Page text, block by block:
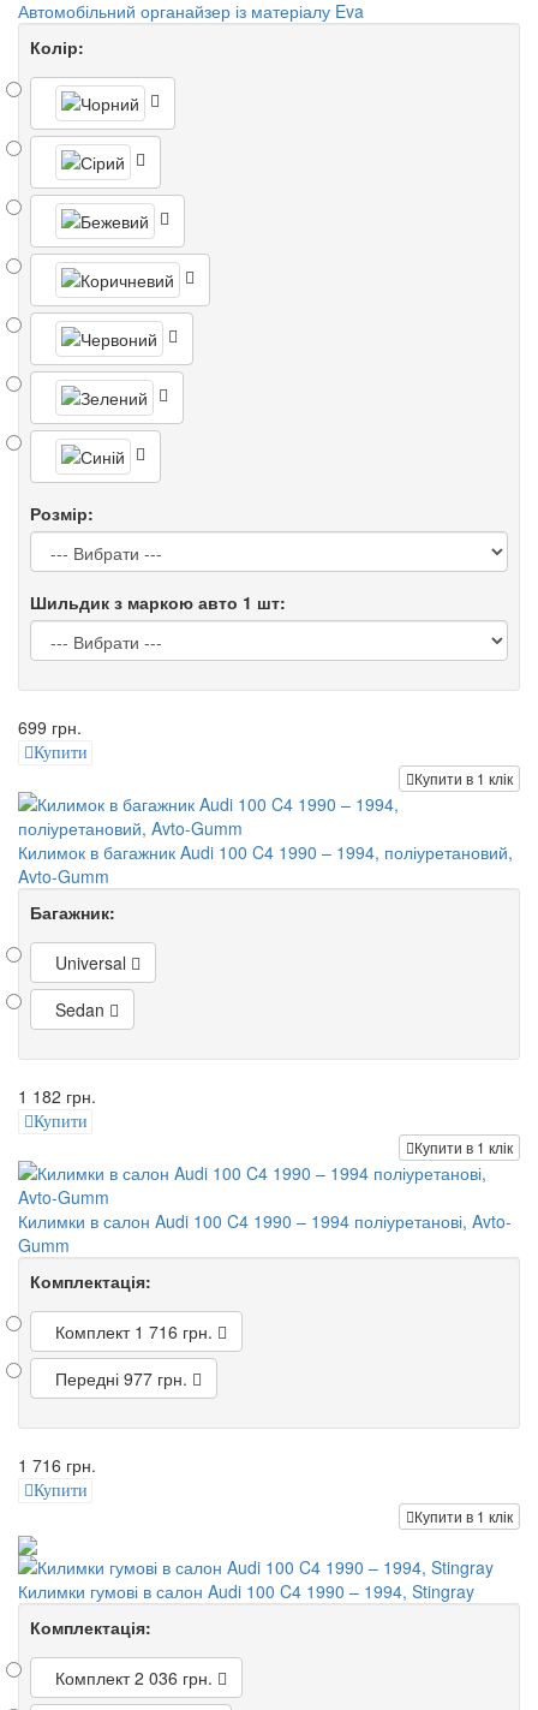
Автомобільний органайзер із матеріалу Eva
Колір:
Розмір:
Шильдик з маркою авто 1 шт:
699 грн.
Купити
Купити в 1 клік
Килимок в багажник Audi 100 C4 1990 – 1994, поліуретановий,
Avto-Gumm
Багажник:
Universal
Sedan
1 182 грн.
Купити
Купити в 1 клік
Килимки в салон Audi 100 C4 1990 – 1994 поліуретанові, Avto-
Gumm
Комплектація:
Комплект 1 716 грн.
Передні 977 грн.
1 716 грн.
Купити
Купити в 1 клік
Килимки гумові в салон Audi 100 C4 1990 – 1994, Stingray
Комплектація:
Комплект 2 036 грн.